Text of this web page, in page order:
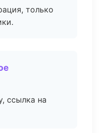
только
ссылка на